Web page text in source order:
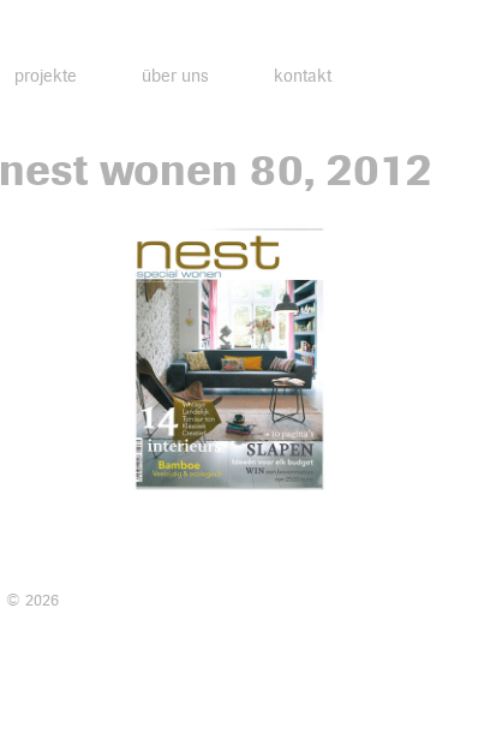
projekte über uns kontakt
nest wonen 80, 2012
© 2026